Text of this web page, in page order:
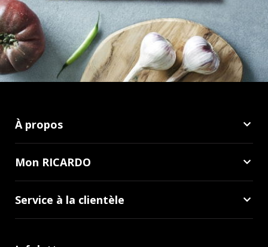
À propos
Mon RICARDO
Service à la clientèle